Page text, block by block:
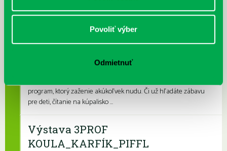
Povoliť výber
Odmietnuť
pobočkách si knihovní...
Leto v knižnici, knižné burzy aj
dotyk architektúry
program, ktorý zaženie akúkoľvek nudu. Či už hľadáte zábavu
pre deti, čítanie na kúpalisko ...
Výstava 3PROF
KOULA_KARFÍK_PIFFL